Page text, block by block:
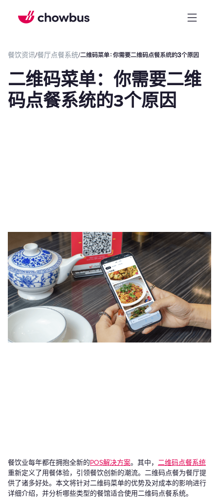
餐饮资讯/餐厅点餐系统/二维码菜单：你需要二维码点餐系统的3个原因
二维码菜单：你需要二维
码点餐系统的3个原因
餐饮业每年都在拥抱全新的POS解决方案。其中， 二维码点餐系统
重新定义了用餐体验，引领餐饮创新的潮流。二维码点餐为餐厅提
供了诸多好处。本文将针对二维码菜单的优势及对成本的影响进行
详细介绍，并分析哪些类型的餐馆适合使用二维码点餐系统。